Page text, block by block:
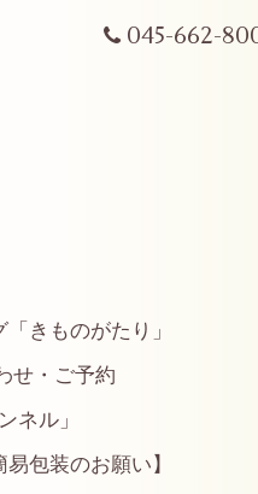
045-662-
きものがたり」
せ・ご予約
ネル」
易包装のお願い】